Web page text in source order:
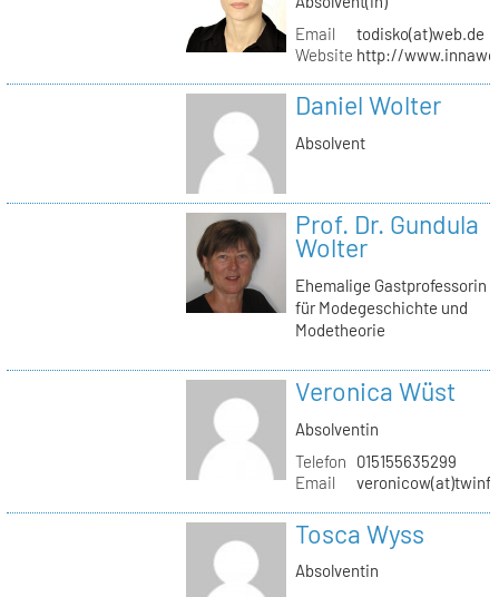
Email
todisko(at)web.de
Website http://
Daniel Wolter
Absolvent
Prof. Dr. Gundula
Wolter
Ehemalige Gastprofessorin
für Modegeschichte und
Modetheorie
Veronica Wüst
Absolventin
Telefon
015155635299
Email
Tosca Wyss
Absolventin